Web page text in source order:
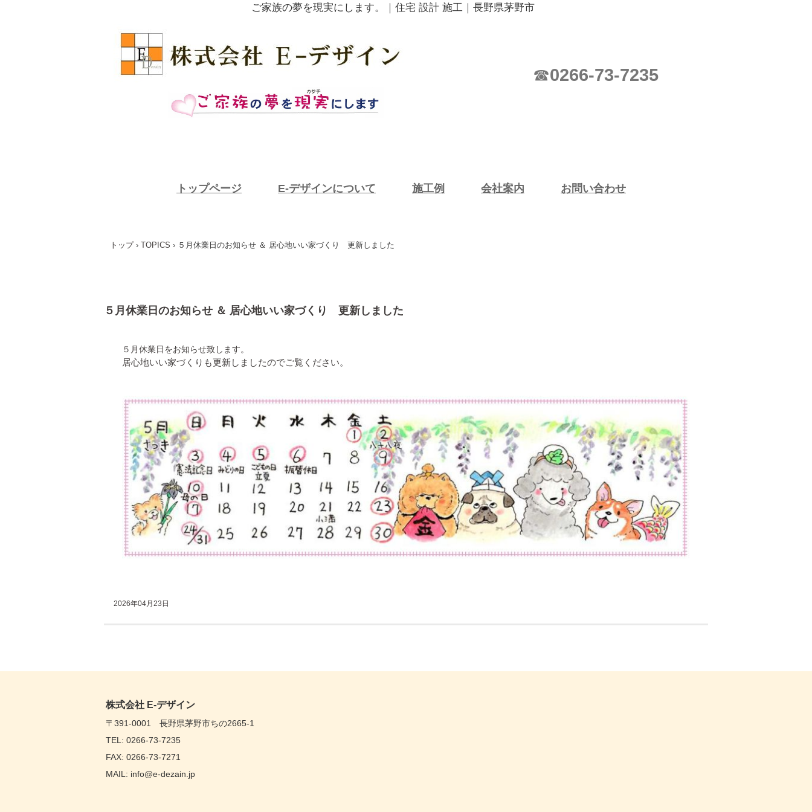
ご家族の夢を現実にします。｜住宅 設計 施工｜長野県茅野市
☎0266-73-7235
トップページ E-デザインについて 施工例 会社案内 お問い合わせ
トップ › TOPICS › ５月休業日のお知らせ ＆ 居心地いい家づくり 更新しました
５月休業日のお知らせ ＆ 居心地いい家づくり 更新しました
５月休業日をお知らせ致します。
居心地いい家づくりも更新しましたのでご覧ください。
2026年04月23日
株式会社 E-デザイン
〒391-0001 長野県茅野市ちの2665-1
TEL: 0266-73-7235
FAX: 0266-73-7271
MAIL: info@e-dezain.jp